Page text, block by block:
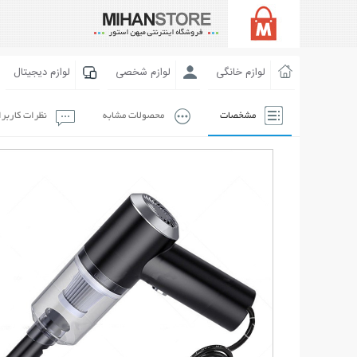
لوازم خانگی لوازم شخصی لوازم دیجیتال
مشخصات محصولات مشابه نظرات